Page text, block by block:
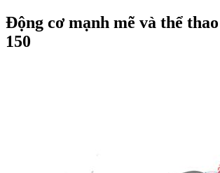
Động cơ mạnh mẽ và thể
150